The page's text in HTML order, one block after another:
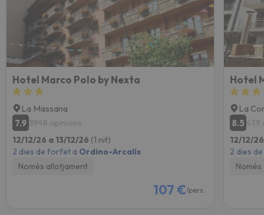
Hotel Marco Polo by Nexta
La Massana
7.9 8948 opinions
12/12/26 a 13/12/26 (1 nit)
2 dies de forfet a Ordino-Arcalís
Només allotjament
107 €/pers.
Hotel
La
8.5 439
12/12/
2 dies